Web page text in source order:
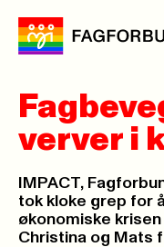
verver i
IMPACT,
tok kloke grep for
økonomiske
Christina og Mats